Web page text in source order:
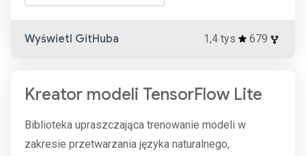
Wyświetl GitHuba 1,4 tys 679
Kreator modeli TensorFlow Lite
Biblioteka upraszczająca trenowanie modeli w
zakresie przetwarzania języka naturalnego,